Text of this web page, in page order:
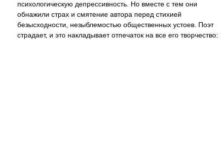
психологическую депрессивность. Но вместе с тем они
обнажили страх и смятение автора перед стихией
безысходности, незыблемостью общественных устоев. Поэт
страдает, и это накладывает отпечаток на все его творчество: